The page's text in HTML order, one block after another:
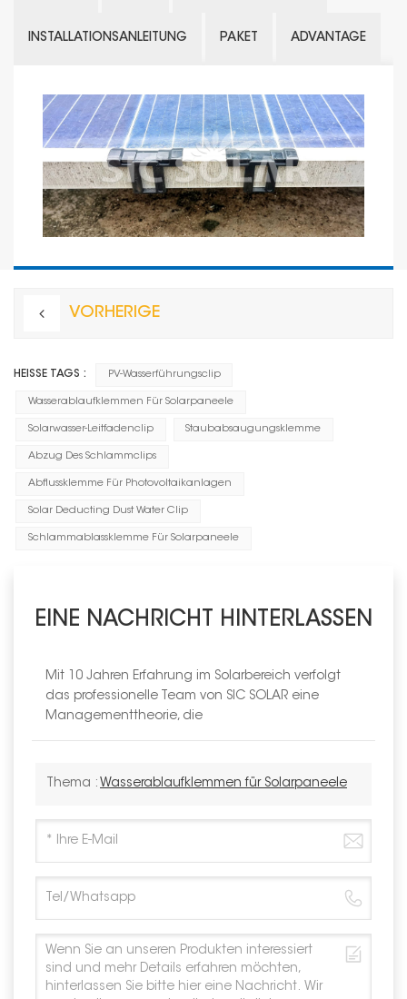
INSTALLATIONSANLEITUNG PAKET ADVANTAGE
VORHERIGE
HEISSE TAGS : PV-Wasserführungsclip
Wasserablaufklemmen Für Solarpaneele
Solarwasser-Leitfadenclip Staubabsaugungsklemme
Abzug Des Schlammclips
Abflussklemme Für Photovoltaikanlagen
Solar Deducting Dust Water Clip
Schlammablassklemme Für Solarpaneele
EINE NACHRICHT HINTERLASSEN
Mit 10 Jahren Erfahrung im Solarbereich verfolgt
das professionelle Team von SIC SOLAR eine
Managementtheorie, die
Thema : Wasserablaufklemmen für Solarpaneele